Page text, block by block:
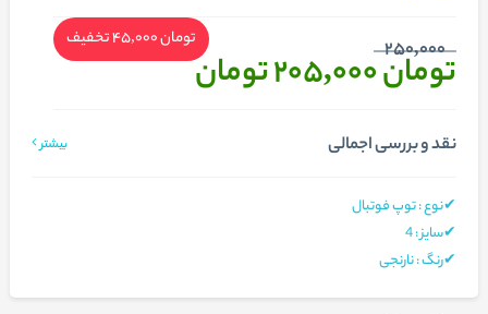
250,000
تومان 205,000 تومان
تومان 45,000 تخفیف
نقد و بررسی اجمالی بیشتر
✔نوع : توپ فوتبال
✔سایز:
4
✔رنگ : نارنجی